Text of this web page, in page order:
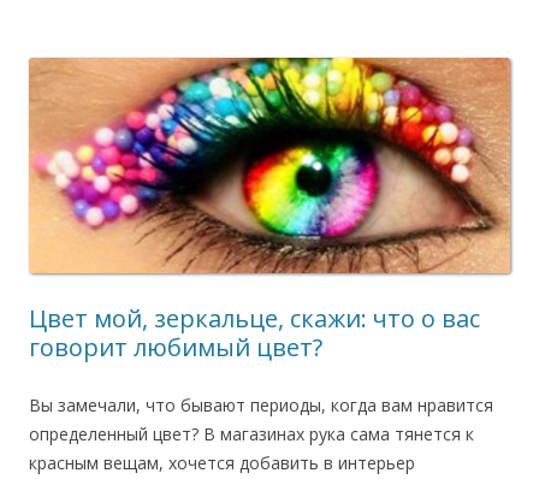
Цвет мой, зеркальце, скажи: что о вас
говорит любимый цвет?
Вы замечали, что бывают периоды, когда вам нравится
определенный цвет? В магазинах рука сама тянется к
красным вещам, хочется добавить в интерьер